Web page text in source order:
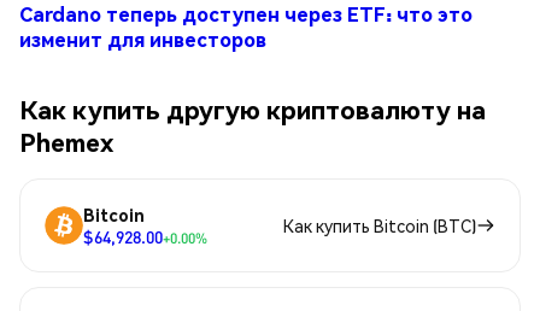
Cardano теперь доступен через ETF: что это
изменит для инвесторов
Как купить другую криптовалюту на
Phemex
Bitcoin
$64,928.00+0.00%
Как купить Bitcoin (BTC)